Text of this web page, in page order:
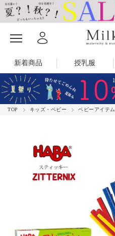
新着商品 授乳服
TOP キッズ・ベビー ベビーアイテム